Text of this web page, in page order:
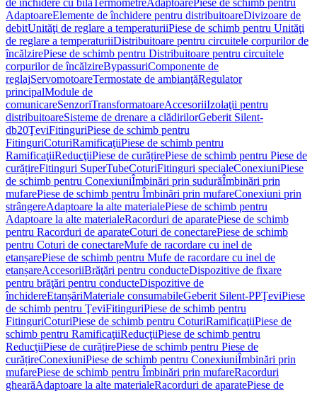
de închidere cu bilăTermometreAdaptoarePiese de schimb pentru
AdaptoareElemente de închidere pentru distribuitoareDivizoare de
debitUnităţi de reglare a temperaturiiPiese de schimb pentru Unităţi
de reglare a temperaturiiDistribuitoare pentru circuitele corpurilor de
încălzirePiese de schimb pentru Distribuitoare pentru circuitele
corpurilor de încălzireBypassuriComponente de
reglajServomotoareTermostate de ambianţăRegulator
principalModule de
comunicareSenzoriTransformatoareAccesoriiIzolaţii pentru
distribuitoareSisteme de drenare a clădirilorGeberit Silent-
db20ŢeviFitinguriPiese de schimb pentru
FitinguriCoturiRamificaţiiPiese de schimb pentru
RamificaţiiReducţiiPiese de curățirePiese de schimb pentru Piese de
curățireFitinguri SuperTubeCoturiFitinguri specialeConexiuniPiese
de schimb pentru ConexiuniÎmbinări prin sudurăÎmbinări prin
mufarePiese de schimb pentru Îmbinări prin mufareConexiuni prin
strângereAdaptoare la alte materialePiese de schimb pentru
Adaptoare la alte materialeRacorduri de aparatePiese de schimb
pentru Racorduri de aparateCoturi de conectarePiese de schimb
pentru Coturi de conectareMufe de racordare cu inel de
etanșarePiese de schimb pentru Mufe de racordare cu inel de
etanșareAccesoriiBrăţări pentru conducteDispozitive de fixare
pentru brăţări pentru conducteDispozitive de
închidereEtanșăriMateriale consumabileGeberit Silent-PPŢeviPiese
de schimb pentru ŢeviFitinguriPiese de schimb pentru
FitinguriCoturiPiese de schimb pentru CoturiRamificaţiiPiese de
schimb pentru RamificaţiiReducţiiPiese de schimb pentru
ReducţiiPiese de curățirePiese de schimb pentru Piese de
curățireConexiuniPiese de schimb pentru ConexiuniÎmbinări prin
mufarePiese de schimb pentru Îmbinări prin mufareRacorduri
ghearăAdaptoare la alte materialeRacorduri de aparatePiese de